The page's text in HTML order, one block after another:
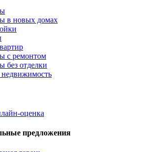
в новых домах
с ремонтом
без отделки
оценка
предложения